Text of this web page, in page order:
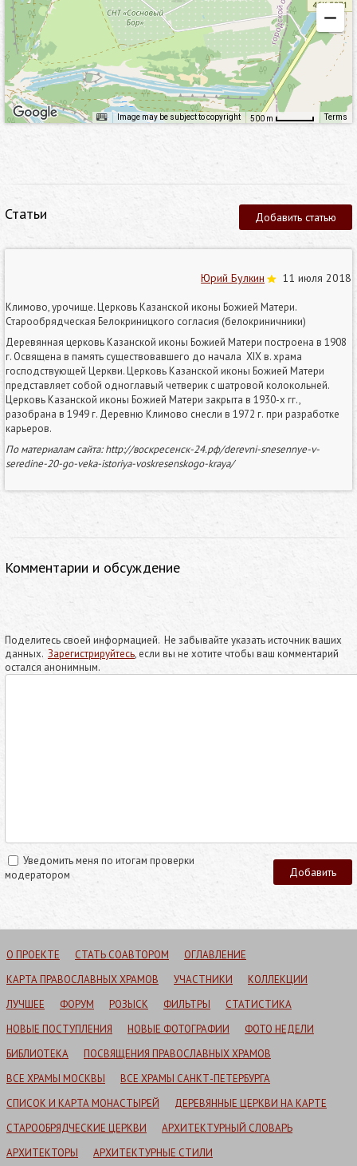
Image may be subject to copyright 500 m Terms
Добавить статью
Статьи
Юрий Булкин 11 июля 2018
Климово, урочище. Церковь Казанской иконы Божией Матери.
Старообрядческая Белокриницкого согласия (белокриничники)
Деревянная церковь Казанской иконы Божией Матери построена в 1908
г. Освящена в память существовавшего до начала XIX в. храма
господствующей Церкви. Церковь Казанской иконы Божией Матери
представляет собой одноглавый четверик с шатровой колокольней.
Церковь Казанской иконы Божией Матери закрыта в 1930-х гг.,
разобрана в 1949 г. Деревню Климово снесли в 1972 г. при разработке
карьеров.
По материалам сайта: http://воскресенск-24.рф/derevni-snesennye-v-
seredine-20-go-veka-istoriya-voskresenskogo-kraya/
Комментарии и обсуждение
Поделитесь своей информацией. Не забывайте указать источник ваших
данных. Зарегистрируйтесь, если вы не хотите чтобы ваш комментарий
остался анонимным.
Уведомить меня по итогам проверки
модератором
О ПРОЕКТЕ СТАТЬ СОАВТОРОМ
ОГЛАВЛЕНИЕ
КАРТА ПРАВОСЛАВНЫХ ХРАМОВ
УЧАСТНИКИ
КОЛЛЕКЦИИ
ЛУЧШЕЕ
ФОРУМ РОЗЫСК ФИЛЬТРЫ
СТАТИСТИКА
НОВЫЕ ПОСТУПЛЕНИЯ
НОВЫЕ ФОТОГРАФИИ
ФОТО НЕДЕЛИ
БИБЛИОТЕКА
ПОСВЯЩЕНИЯ ПРАВОСЛАВНЫХ ХРАМОВ
ВСЕ ХРАМЫ МОСКВЫ
ВСЕ ХРАМЫ САНКТ-ПЕТЕРБУРГА
СПИСОК И КАРТА МОНАСТЫРЕЙ
ДЕРЕВЯННЫЕ ЦЕРКВИ НА КАРТЕ
СТАРООБРЯДЧЕСКИЕ ЦЕРКВИ
АРХИТЕКТУРНЫЙ СЛОВАРЬ
АРХИТЕКТОРЫ
АРХИТЕКТУРНЫЕ СТИЛИ